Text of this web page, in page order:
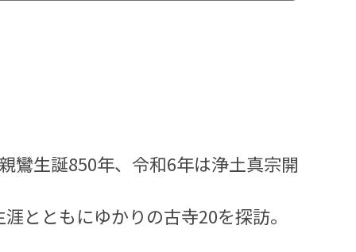
鸞生誕850年、令和6年は浄土真宗開
とともにゆかりの古寺20を探訪。